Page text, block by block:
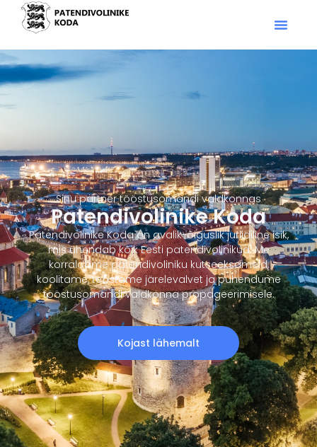
Sinu partner tööstusomandi valdkonnas​
Patendivolinike Koda
Patendivolinike Koda on avalik-õiguslik juriidiline isik,
mis ühendab kõik Eesti patendivolinikud. Me
korraldame patendivoliniku kutseeksameid,
koolitame, teostame järelevalvet ja pühendume
tööstusomandi valdkonna propageerimisele.
Kojast lähemalt